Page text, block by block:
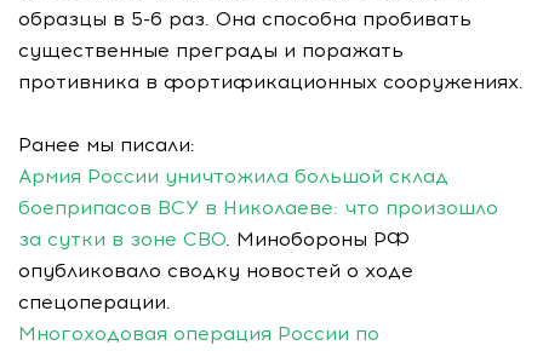
образцы в 5-6 раз. Она способна пробивать
существенные преграды и поражать
противника в фортификационных сооружениях.
Ранее мы писали:
Армия России уничтожила большой склад
боеприпасов ВСУ в Николаеве: что произошло
за сутки в зоне СВО. Минобороны РФ
опубликовало сводку новостей о ходе
спецоперации.
Многоходовая операция России по